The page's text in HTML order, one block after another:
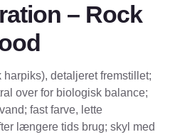
– Rock
detaljeret fremstillet;
over for biologisk balance;
fast farve, lette
længere tids brug; skyl med